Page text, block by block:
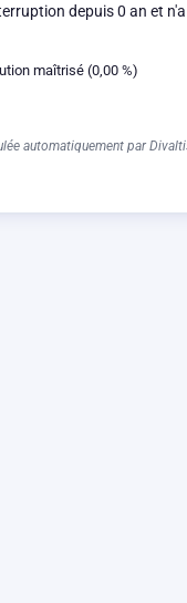
depuis 0 an et
maîtrisé (0,00 %)
automatiquement par